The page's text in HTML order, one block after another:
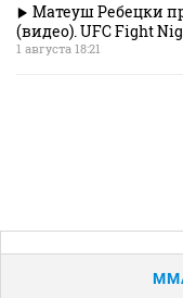
Матеуш Ребецки
(видео). UFC Fight
1 августа 18:21